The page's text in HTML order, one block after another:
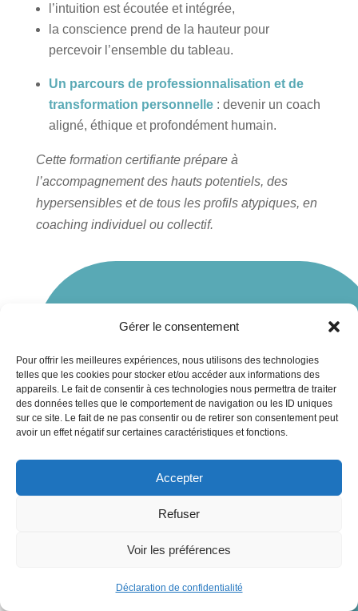
Gérer le consentement
Pour offrir les meilleures expériences, nous utilisons des technologies
telles que les cookies pour stocker et/ou accéder aux informations des
appareils. Le fait de consentir à ces technologies nous permettra de traiter
des données telles que le comportement de navigation ou les ID uniques
sur ce site. Le fait de ne pas consentir ou de retirer son consentement peut
avoir un effet négatif sur certaines caractéristiques et fonctions.
Accepter
Refuser
Voir les préférences
Déclaration de confidentialité
l’intuition est écoutée et intégrée,
la conscience prend de la hauteur pour
percevoir l’ensemble du tableau.
Un parcours de professionnalisation et de
transformation personnelle: devenir un coach
aligné, éthique et profondément humain.
Cette formation certifiante prépare à
l’accompagnement des hauts potentiels, des
hypersensibles et de tous les profils atypiques, en
coaching individuel ou collectif.